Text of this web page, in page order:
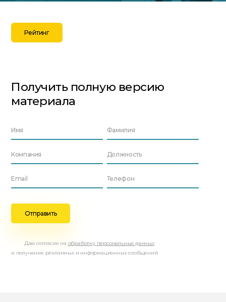
Рейтинг
Получить полную версию
материала
Даю согласие на обработку персональных данных
и получение рекламных и информационных сообщений.